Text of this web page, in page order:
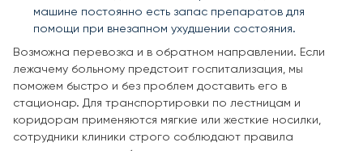
машине постоянно есть запас препаратов для
помощи при внезапном ухудшении состояния.
Возможна перевозка и в обратном направлении. Если
лежачему больному предстоит госпитализация, мы
поможем быстро и без проблем доставить его в
стационар. Для транспортировки по лестницам и
коридорам применяются мягкие или жесткие носилки,
сотрудники клиники строго соблюдают правила